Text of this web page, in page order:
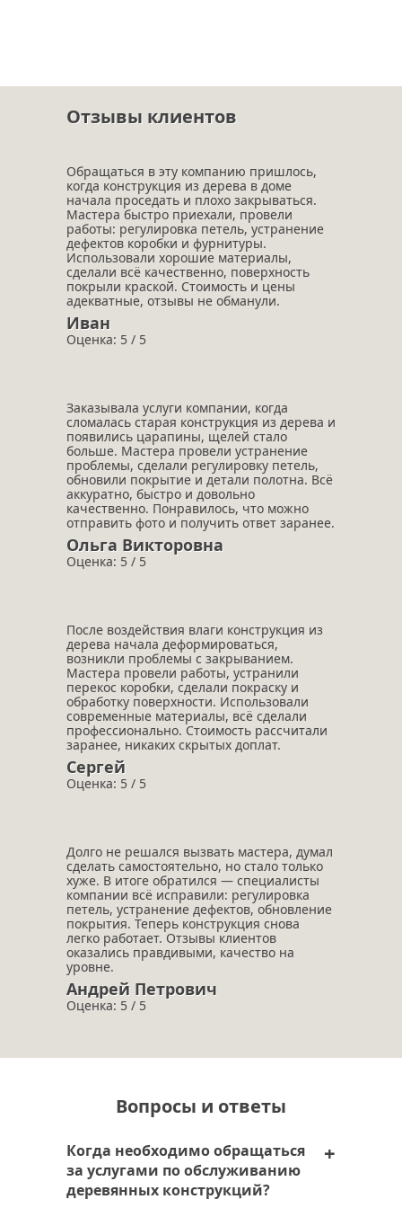
Отзывы клиентов
Обращаться в эту компанию пришлось,
когда конструкция из дерева в доме
начала проседать и плохо закрываться.
Мастера быстро приехали, провели
работы: регулировка петель, устранение
дефектов коробки и фурнитуры.
Использовали хорошие материалы,
сделали всё качественно, поверхность
покрыли краской. Стоимость и цены
адекватные, отзывы не обманули.
Иван
Оценка: 5 / 5
Заказывала услуги компании, когда
сломалась старая конструкция из дерева и
появились царапины, щелей стало
больше. Мастера провели устранение
проблемы, сделали регулировку петель,
обновили покрытие и детали полотна. Всё
аккуратно, быстро и довольно
качественно. Понравилось, что можно
отправить фото и получить ответ заранее.
Ольга Викторовна
Оценка: 5 / 5
После воздействия влаги конструкция из
дерева начала деформироваться,
возникли проблемы с закрыванием.
Мастера провели работы, устранили
перекос коробки, сделали покраску и
обработку поверхности. Использовали
современные материалы, всё сделали
профессионально. Стоимость рассчитали
заранее, никаких скрытых доплат.
Сергей
Оценка: 5 / 5
Долго не решался вызвать мастера, думал
сделать самостоятельно, но стало только
хуже. В итоге обратился — специалисты
компании всё исправили: регулировка
петель, устранение дефектов, обновление
покрытия. Теперь конструкция снова
легко работает. Отзывы клиентов
оказались правдивыми, качество на
уровне.
Андрей Петрович
Оценка: 5 / 5
Вопросы и ответы
Когда необходимо обращаться
за услугами по обслуживанию
деревянных конструкций?